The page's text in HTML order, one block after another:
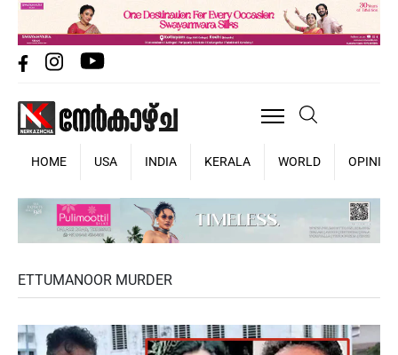
HOME USA INDIA KERALA WORLD OPINION
ETTUMANOOR MURDER